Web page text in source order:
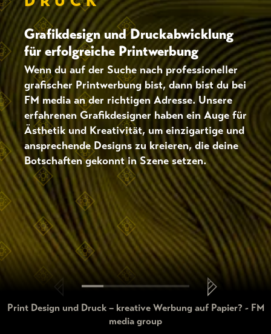
Print Design und Druck – kreative Werbung auf Papier? - FM
media group
Grafikdesign und Druckabwicklung
für erfolgreiche Printwerbung
Wenn du auf der Suche nach professioneller
grafischer Printwerbung bist, dann bist du bei
FM media an der richtigen Adresse. Unsere
erfahrenen Grafikdesigner haben ein Auge für
Ästhetik und Kreativität, um einzigartige und
ansprechende Designs zu kreieren, die deine
Botschaften gekonnt in Szene setzen.